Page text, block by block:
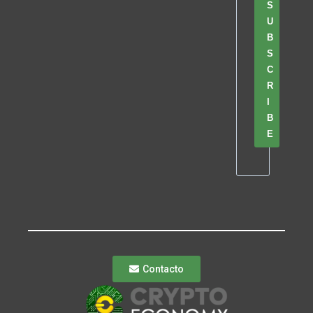
S
U
B
S
C
R
B
E
Contacto